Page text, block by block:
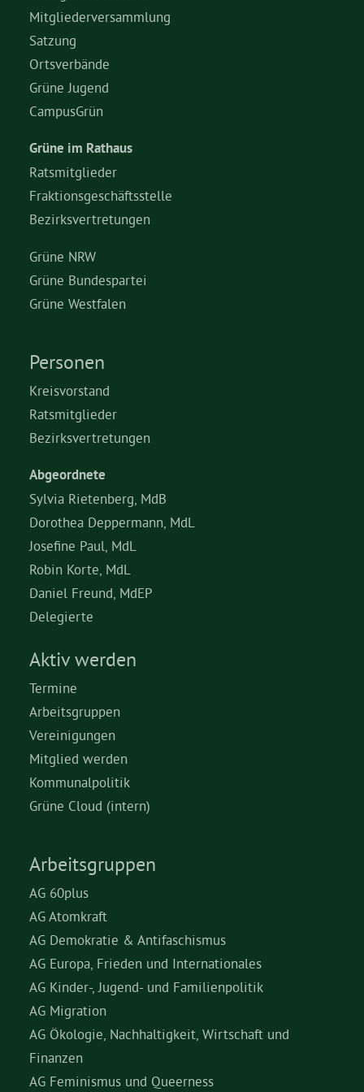
Mitgliederversammlung
Satzung
Ortsverbände
Grüne Jugend
CampusGrün
Grüne im Rathaus
Ratsmitglieder
Fraktionsgeschäftsstelle
Bezirksvertretungen
Grüne NRW
Grüne Bundespartei
Grüne Westfalen
Personen
Kreisvorstand
Ratsmitglieder
Bezirksvertretungen
Abgeordnete
Sylvia Rietenberg, MdB
Dorothea Deppermann, MdL
Josefine Paul, MdL
Robin Korte, MdL
Daniel Freund, MdEP
Delegierte
Aktiv werden
Termine
Arbeitsgruppen
Vereinigungen
Mitglied werden
Kommunalpolitik
Grüne Cloud (intern)
Arbeitsgruppen
AG 60plus
AG Atomkraft
AG Demokratie & Antifaschismus
AG Europa, Frieden und Internationales
AG Kinder-, Jugend- und Familienpolitik
AG Migration
AG Ökologie, Nachhaltigkeit, Wirtschaft und
Finanzen
AG Feminismus und Queerness